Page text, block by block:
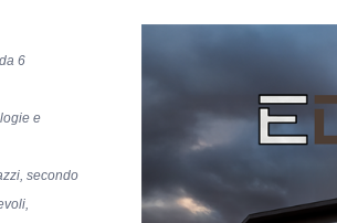
6
e
secondo